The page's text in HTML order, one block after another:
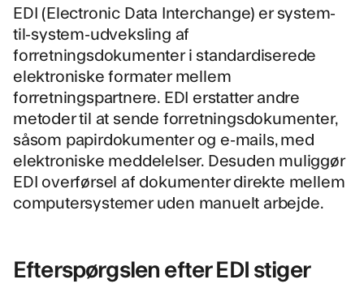
EDI (Electronic Data Interchange) er system-
til-system-udveksling af
forretningsdokumenter i standardiserede
elektroniske formater mellem
forretningspartnere. EDI erstatter andre
metoder til at sende forretningsdokumenter,
såsom papirdokumenter og e-mails, med
elektroniske meddelelser. Desuden muliggør
EDI overførsel af dokumenter direkte mellem
computersystemer uden manuelt arbejde.
Efterspørgslen efter EDI stiger